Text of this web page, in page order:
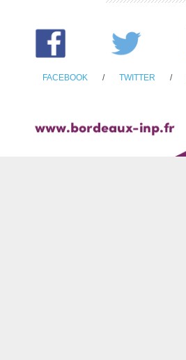
FACEBOOK / TWITTER /